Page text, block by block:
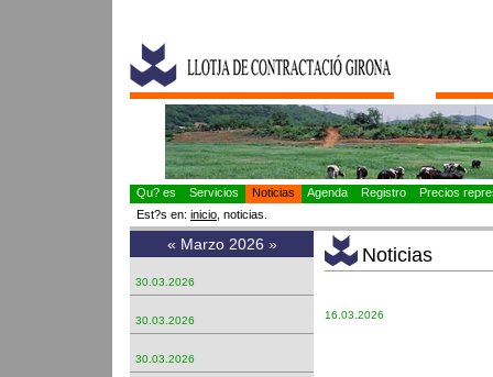
Qu? es Servicios Noticias Agenda Registro
Precios
Est?s en: inicio , noticias.
« Marzo 2026 »
30.03.2026
30.03.2026
30.03.2026
Noticias
16.03.2026